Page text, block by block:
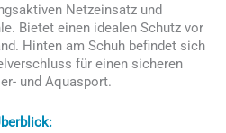
Netzeinsatz und
Bietet einen idealen Schutz vor
Hinten am Schuh befindet sich
für einen sicheren
und Aquasport.